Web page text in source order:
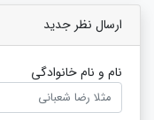
ارسال نظر جدید
نام و نام خانوادگی